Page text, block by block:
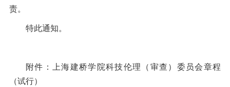
责。
特此通知。
附件：上海建桥学院科技伦理（审查）委员会章程
（试行）